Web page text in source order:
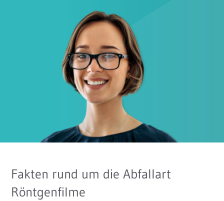
Fakten rund um die Abfallart
Röntgenfilme